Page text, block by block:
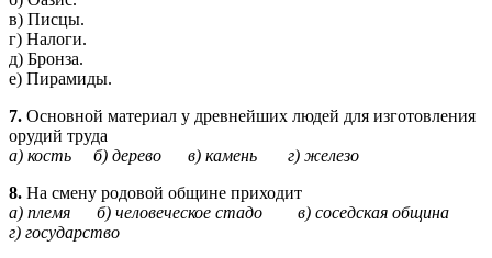
в) Писцы.
г) Налоги.
д) Бронза.
е) Пирамиды.
7. Основной материал у древнейших людей для изготовления
орудий труда
а) кость б) дерево в) камень г) железо
8. На смену родовой общине приходит
а) племя б) человеческое стадо в) соседская община
г) государство